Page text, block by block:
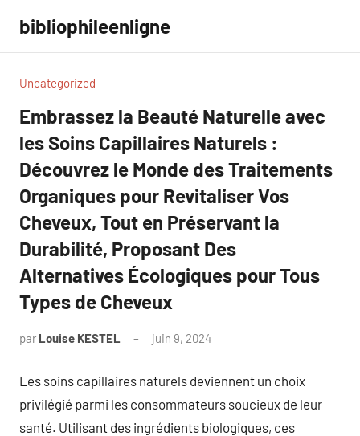
contenu
bibliophileenligne
Uncategorized
Embrassez la Beauté Naturelle avec
les Soins Capillaires Naturels :
Découvrez le Monde des Traitements
Organiques pour Revitaliser Vos
Cheveux, Tout en Préservant la
Durabilité, Proposant Des
Alternatives Écologiques pour Tous
Types de Cheveux
par Louise KESTEL juin 9, 2024
Les soins capillaires naturels deviennent un choix
privilégié parmi les consommateurs soucieux de leur
santé. Utilisant des ingrédients biologiques, ces